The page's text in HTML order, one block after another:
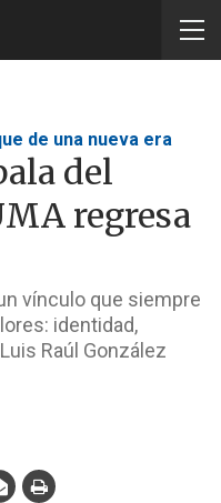
de una nueva era
del
regresa
vínculo que siempre
identidad,
Raúl González